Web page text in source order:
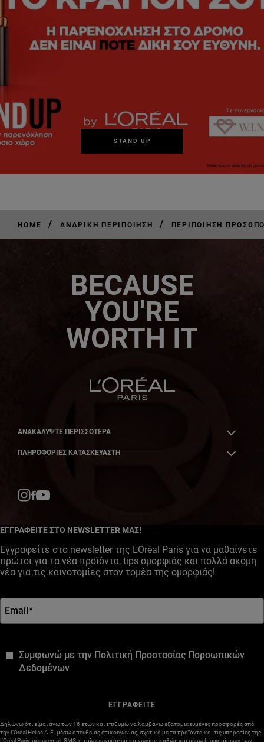
STAND UP
HOME / ΑΝΔΡΙΚΉ ΠΕΡΙΠΟΊΗΣΗ / ΠΕΡΙΠΟΊΗΣΗ
BECAUSE
YOU'RE
WORTH IT
ΑΝΑΚΑΛΎΨΤΕ ΠΕΡΙΣΣΌΤΕΡΑ
ΠΛΗΡΟΦΟΡΙΕΣ ΚΑΤΑΣΚΕΥΑΣΤΗ
ΕΓΓΡΑΦΕΙΤΕ ΣΤΟ NEWSLETTER ΜΑΣ!
Εγγραφείτε στο newsletter της L'Oréal Paris για να μαθαίνετε
πρώτοι για τα νέα προϊόντα, tips ομορφιάς και πολλά ακόμη
νέα για τις καινοτομίες στον τομέα της ομορφιάς!
Email *
Συμφωνώ με την Πολιτική Προστασίας Πορσωπικών
Δεδομένων
ΕΓΓΡΑΦΕΙΤΕ
Δηλώνω ότι είμαι άνω των 16 ετών και επιθυμώ να λαμβάνω εξατομικευμένες προσφορές από
την L’Oréal Hellas A.E. μέσω απευθείας επικοινωνίας, σχετικά με τα προϊόντα και τις υπηρεσίες της
L’Oréal Paris, μέσω email, SMS, ή τηλεφωνικής επικοινωνίας, καθώς και μέσω διαφημίσεων των